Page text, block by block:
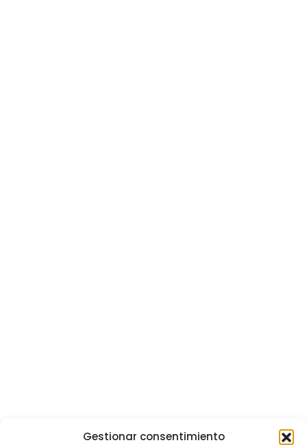
Gestionar consentimiento